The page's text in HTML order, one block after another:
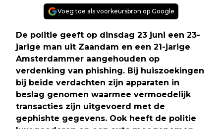
Voeg toe als voorkeursbron op Google
De politie geeft op dinsdag 23 juni een 23-
jarige man uit Zaandam en een 21-jarige
Amsterdammer aangehouden op
verdenking van phishing. Bij huiszoekingen
bij beide verdachten zijn apparaten in
beslag genomen waarmee vermoedelijk
transacties zijn uitgevoerd met de
gephishte gegevens. Ook heeft de politie